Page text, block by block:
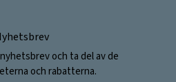
och ta del av de
och rabatterna.